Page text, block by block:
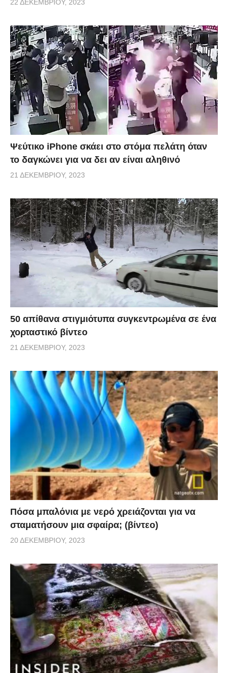
22 ΔΕΚΕΜΒΡΊΟΥ, 2023
Ψεύτικο iPhone σκάει στο στόμα πελάτη όταν
το δαγκώνει για να δει αν είναι αληθινό
21 ΔΕΚΕΜΒΡΊΟΥ, 2023
50 απίθανα στιγμιότυπα συγκεντρωμένα σε ένα
χορταστικό βίντεο
21 ΔΕΚΕΜΒΡΊΟΥ, 2023
Πόσα μπαλόνια με νερό χρειάζονται για να
σταματήσουν μια σφαίρα; (βίντεο)
20 ΔΕΚΕΜΒΡΊΟΥ, 2023